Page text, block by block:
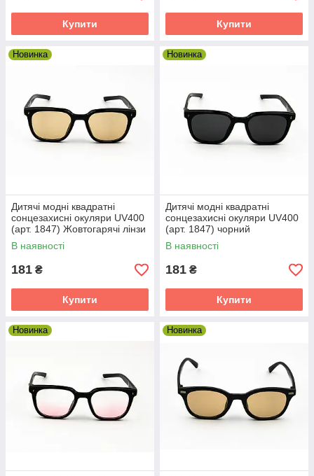
Наш асортимент — більше 1
000 позицій
Обов'язкова перевірка товару
перед відправкою
Як зробити покупку
1
2 Уточнення наявності вибраного товару
3 Узгодження умов доставки та оплати
Відправка товару обраним способом
Купити Купити
Новинка
Дитячі модні квадратні
сонцезахисні окуляри UV400
(арт. 1847) Жовтогарячі лінзи
В наявності
181 ₴
Купити
Новинка
Дитячі модні квадратні
сонцезахисні окуляри UV400
(арт. 1847) чорний
В наявності
181 ₴
Купити
Новинка Новинка